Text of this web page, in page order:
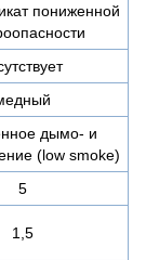
пониженной
дымо- и
(low smoke)
5
1,5